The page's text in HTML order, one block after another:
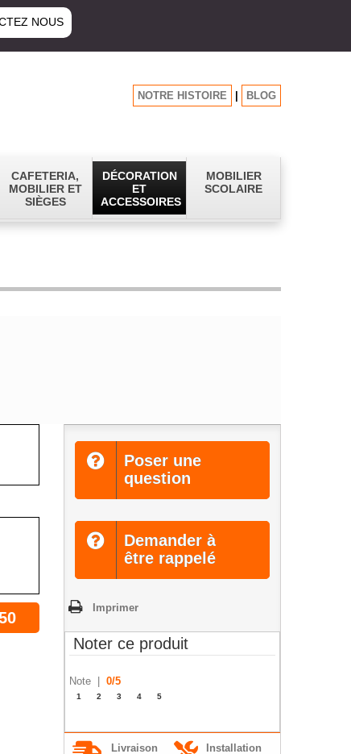
NOUS
NOTRE HISTOIRE BLOG
CAFETERIA,
MOBILIER ET
SIÈGES
DÉCORATION
ET
ACCESSOIRES
MOBILIER
SCOLAIRE
Poser une
question
Demander à
être rappelé
Imprimer
Noter ce produit
Note | 0/5
1 2 3 4 5
Livraison
Installation